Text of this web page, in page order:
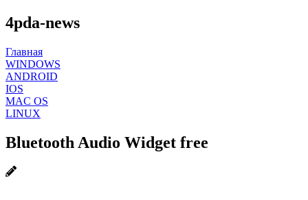
4pda-news
Главная
WINDOWS
ANDROID
IOS
MAC OS
LINUX
Bluetooth Audio Widget free